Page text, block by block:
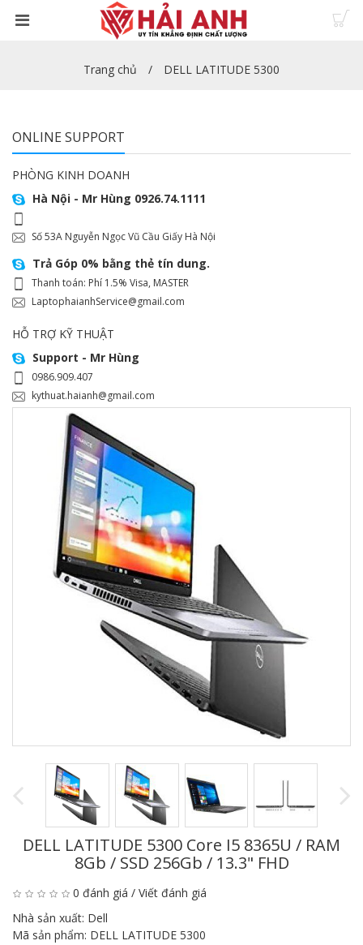
Trang chủ DELL LATITUDE 5300
ONLINE SUPPORT
PHÒNG KINH DOANH
Hà Nội - Mr Hùng 0926.74.1111
Số 53A Nguyễn Ngọc Vũ Cầu Giấy Hà Nội
Trả Góp 0% bằng thẻ tín dung.
Thanh toán: Phí 1.5% Visa, MASTER
LaptophaianhService@gmail.com
HỖ TRỢ KỸ THUẬT
Support - Mr Hùng
0986.909.407
kythuat.haianh@gmail.com
DELL LATITUDE 5300 Core I5 8365U / RAM
8Gb / SSD 256Gb / 13.3" FHD
0 đánh giá / Viết đánh giá
Nhà sản xuất: Dell
Mã sản phẩm: DELL LATITUDE 5300